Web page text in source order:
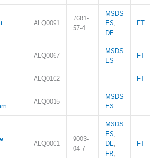
ALQ0091
7681-
57-4
MSDS
ES,
DE
FT
ALQ0067
MSDS
ES
FT
ALQ0102 — FT
ALQ0015
MSDS
ES
—
ALQ0001
9003-
04-7
MSDS
ES,
DE,
FR,
FT